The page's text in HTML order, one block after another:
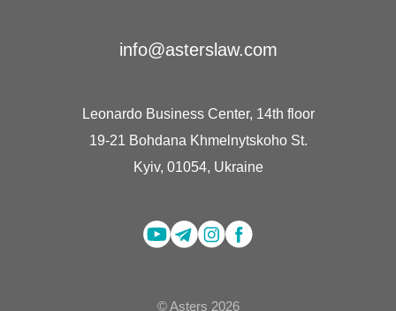
info@asterslaw.com
Leonardo Business Center, 14th floor
19-21 Bohdana Khmelnytskoho St.
Kyiv, 01054, Ukraine
© Asters 2026